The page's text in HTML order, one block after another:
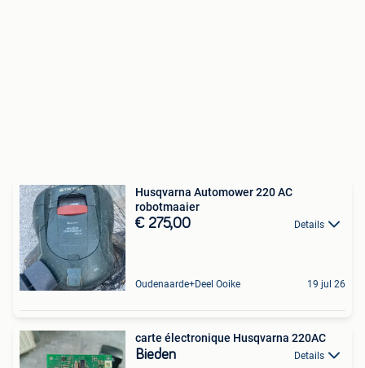
Husqvarna Automower 220 AC
robotmaaier
€ 275,00 Details
Oudenaarde+Deel Ooike 19 jul 26
carte électronique Husqvarna 220AC
Bieden Details